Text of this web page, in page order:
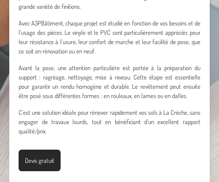
grande variété de finitions.
Avec A3PBâtiment, chaque projet est étudié en fonction de vos besoins et de
l’usage des pièces. Le vinyle et le PVC sont particulièrement appréciés pour
leur résistance à l’usure, leur confort de marche et leur facilité de pose, que
ce soit en rénovation ou en neuf.
Avant la pose, une attention particulière est portée à la préparation du
support : ragréage, nettoyage, mise à niveau. Cette étape est essentielle
pour garantir un rendu homogène et durable. Le revêtement peut ensuite
être posé sous différentes formes : en rouleaux, en lames ou en dalles.
C’est une solution idéale pour rénover rapidement vos sols à La Crèche, sans
engager de travaux lourds, tout en bénéficiant d’un excellent rapport
qualité/prix.
Devis gratuit